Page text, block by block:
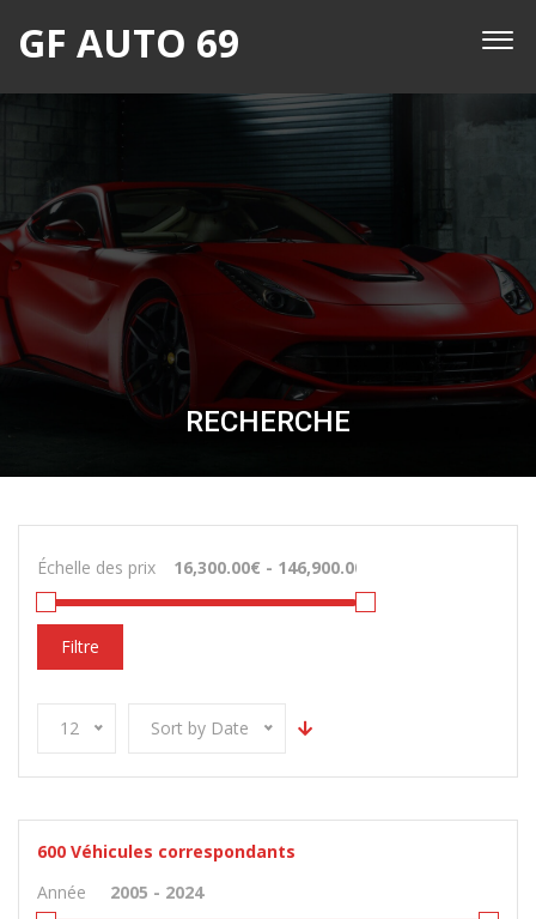
GF AUTO 69
RECHERCHE
Échelle des prix
Filtre
12 Sort by Date
600 Véhicules correspondants
Année